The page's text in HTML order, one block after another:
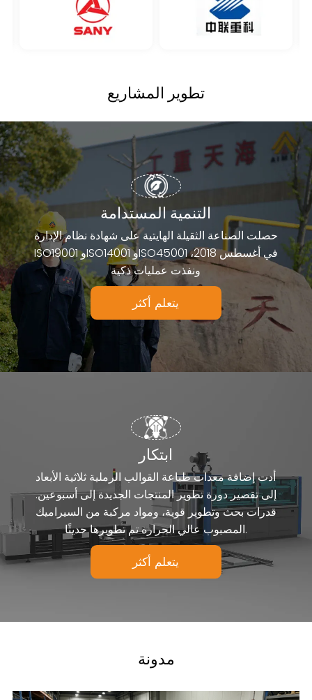
الموردين ممتازة
تطوير المشاريع
التنمية المستدامة
حصلت الصناعة الثقيلة الهايتية على شهادة نظام الإدارة
ISO19001 وISO14001 وISO45001 في أغسطس 2018،
ونفذت عمليات ذكية
يتعلم أكثر
ابتكار
أدت إضافة معدات طباعة القوالب الرملية ثلاثية الأبعاد
إلى تقصير دورة تطوير المنتجات الجديدة إلى أسبوعين.
قدرات بحث وتطوير قوية، ومواد مركبة من السيراميك
المصبوب عالي الحرارة تم تطويرها حديثًا.
يتعلم أكثر
مدونة